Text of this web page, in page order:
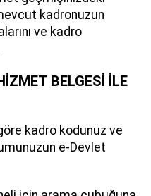
kadronuzun
ve kadro
BELGESİ İLE
kadro kodunuz ve
e-Devlet